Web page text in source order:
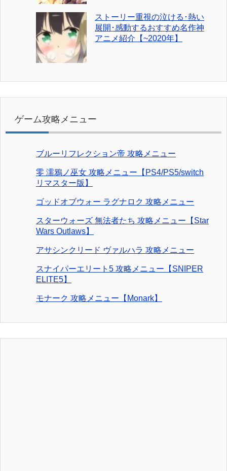
ストーリー重視の泣ける･熱い
展開･感動するおすすめ名作神
アニメ紹介【~2020年】
ゲーム攻略メニュー
ブルーリフレクション帝 攻略メニュー
零 濡鴉ノ巫女 攻略メニュー【PS4/PS5/switch
リマスター版】
ゴッドオブウォー ラグナロク 攻略メニュー
スターウォーズ 無法者たち 攻略メニュー【Star
Wars Outlaws】
アサシンクリード ヴァルハラ 攻略メニュー
スナイパーエリート5 攻略メニュー【SNIPER
ELITE5】
モナーク 攻略メニュー【Monark】